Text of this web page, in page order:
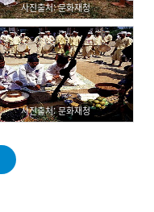
사진출처: 문화재청
사진출처: 문화재청